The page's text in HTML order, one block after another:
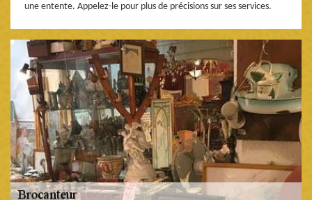
une entente. Appelez-le pour plus de précisions sur ses services.